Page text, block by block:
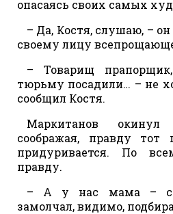
опасаясь своих самых
– Да, Костя, слушаю, –
своему лицу
– Товарищ
тюрьму посадили… – не
сообщил Костя.
Маркитанов окинул
соображая, правду тот
придуривается. По
правду.
– А у нас мама –
замолчал, видимо,